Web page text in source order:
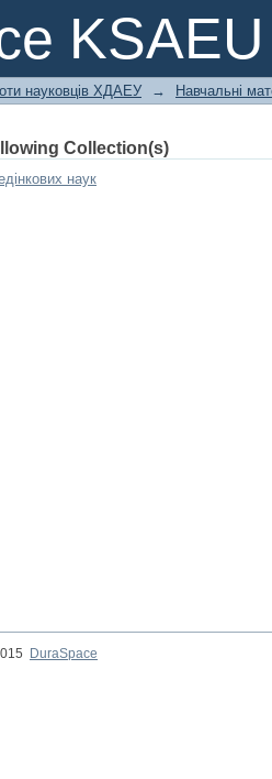
KSAEU
науковців ХДАЕУ → Навчальні
Collection(s)
наук
DuraSpace